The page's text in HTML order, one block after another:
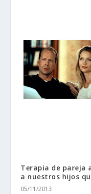
Terapia de pareja
a nuestros hijos
05/11/2013